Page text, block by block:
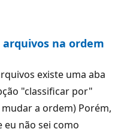
na ordem
existe uma aba
"classificar por"
a ordem) Porém,
eu não sei como